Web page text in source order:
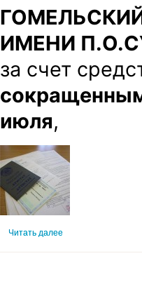
ИМЕНИ
за счет
июля,
Читать далее